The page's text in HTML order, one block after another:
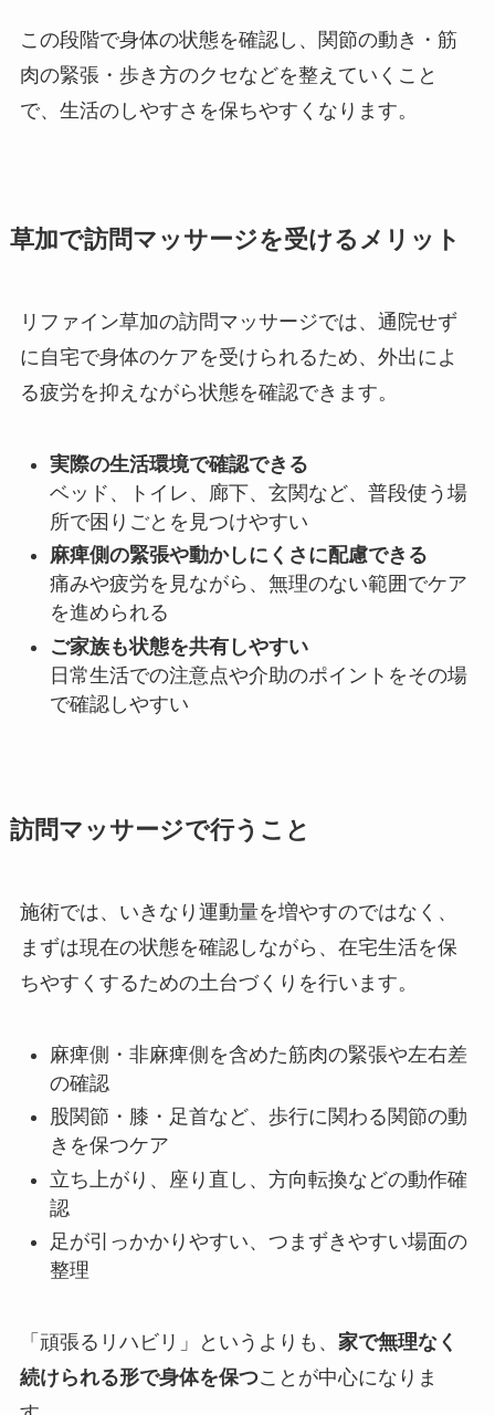
この段階で身体の状態を確認し、関節の動き・筋
肉の緊張・歩き方のクセなどを整えていくこと
で、生活のしやすさを保ちやすくなります。
草加で訪問マッサージを受けるメリット
リファイン草加の訪問マッサージでは、通院せず
に自宅で身体のケアを受けられるため、外出によ
る疲労を抑えながら状態を確認できます。
実際の生活環境で確認できる
ベッド、トイレ、廊下、玄関など、普段使う場
所で困りごとを見つけやすい
麻痺側の緊張や動かしにくさに配慮できる
痛みや疲労を見ながら、無理のない範囲でケア
を進められる
ご家族も状態を共有しやすい
日常生活での注意点や介助のポイントをその場
で確認しやすい
訪問マッサージで行うこと
施術では、いきなり運動量を増やすのではなく、
まずは現在の状態を確認しながら、在宅生活を保
ちやすくするための土台づくりを行います。
麻痺側・非麻痺側を含めた筋肉の緊張や左右差
の確認
股関節・膝・足首など、歩行に関わる関節の動
きを保つケア
立ち上がり、座り直し、方向転換などの動作確
認
足が引っかかりやすい、つまずきやすい場面の
整理
「頑張るリハビリ」というよりも、 家で無理なく
続けられる形で身体を保つことが中心になりま